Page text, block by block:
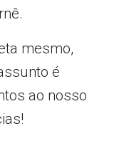
mesmo,
é
ao nosso